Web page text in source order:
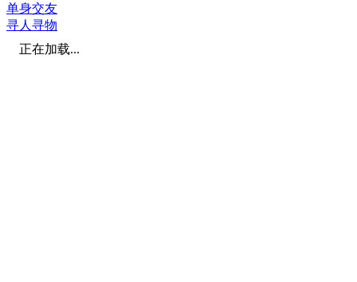
单身交友
寻人寻物
正在加载...